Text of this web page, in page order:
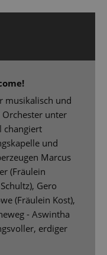
musikalisch und
Orchester unter
changiert
und
Marcus
(Fräulein
Gero
(Fräulein Kost),
- Aswintha
erdiger